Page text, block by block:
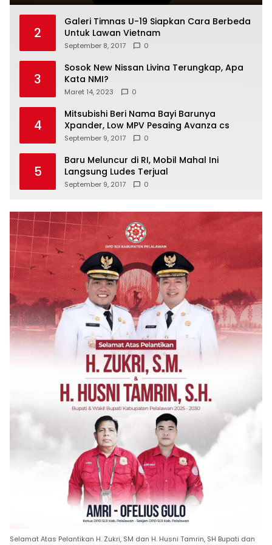
2
Galeri Timnas U-19 Siapkan Cara Berbeda
Untuk Lawan Vietnam
September 8, 2017 0
3
Sosok New Nissan Livina Terungkap, Apa
Kata NMI?
Maret 14, 2023 0
4
Mitsubishi Beri Nama Bayi Barunya
Xpander, Low MPV Pesaing Avanza cs
September 9, 2017 0
5
Baru Meluncur di RI, Mobil Mahal Ini
Langsung Ludes Terjual
September 9, 2017 0
Selamat Atas Pelantikan H. Zukri, SM dan H. Husni Tamrin, SH Bupati dan